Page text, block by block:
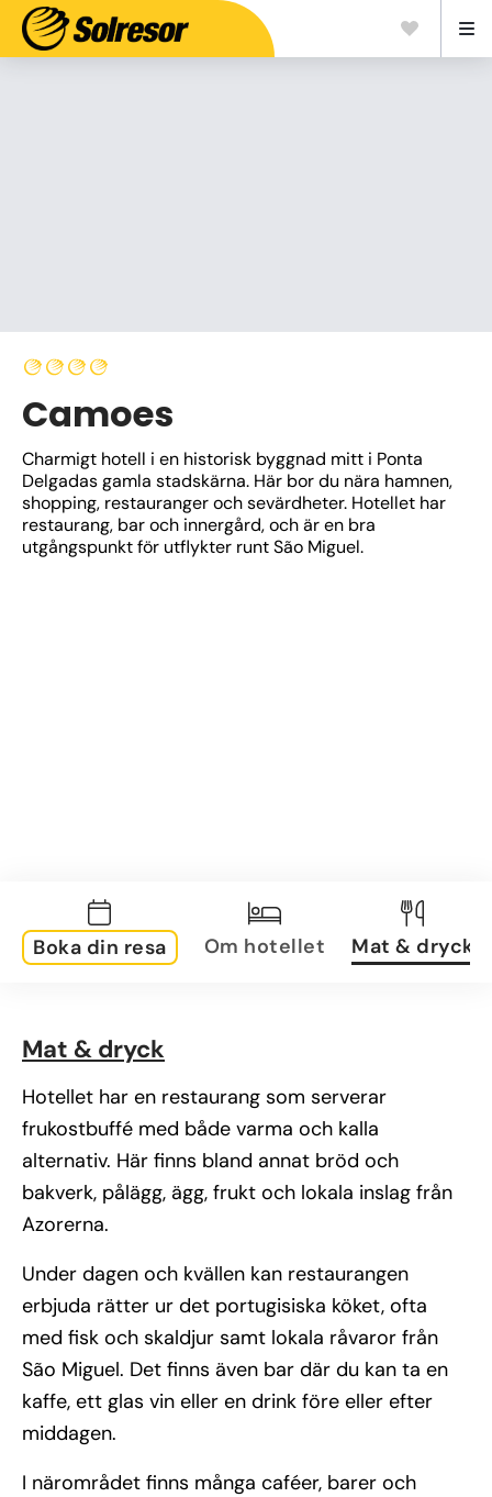
Camoes
Charmigt hotell i en historisk byggnad mitt i Ponta
Delgadas gamla stadskärna. Här bor du nära hamnen,
shopping, restauranger och sevärdheter. Hotellet har
restaurang, bar och innergård, och är en bra
utgångspunkt för utflykter runt São Miguel.
Boka din resa Om hotellet Mat & dryck
Mat & dryck
Hotellet har en restaurang som serverar
frukostbuffé med både varma och kalla
alternativ. Här finns bland annat bröd och
bakverk, pålägg, ägg, frukt och lokala inslag från
Azorerna.
Under dagen och kvällen kan restaurangen
erbjuda rätter ur det portugisiska köket, ofta
med fisk och skaldjur samt lokala råvaror från
São Miguel. Det finns även bar där du kan ta en
kaffe, ett glas vin eller en drink före eller efter
middagen.
I närområdet finns många caféer, barer och